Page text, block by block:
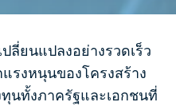
ลี่ยนแปลงอย่างรวดเร็ว
รงหนุนของโครงสร้าง
นทั้งภาครัฐและเอกชนที่